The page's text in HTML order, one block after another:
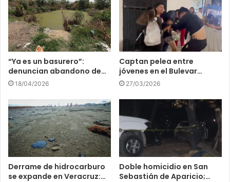
“Ya es un basurero”:
denuncian abandono de…
18/04/2026
Captan pelea entre
jóvenes en el Bulevar…
27/03/2026
Derrame de hidrocarburo
se expande en Veracruz:…
Doble homicidio en San
Sebastián de Aparicio;…